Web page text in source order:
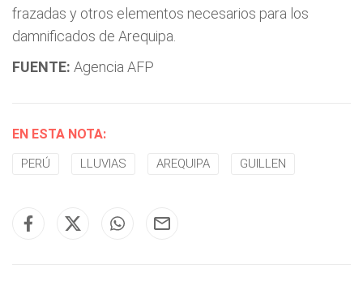
frazadas y otros elementos necesarios para los
damnificados de Arequipa.
FUENTE: Agencia AFP
EN ESTA NOTA:
PERÚ LLUVIAS AREQUIPA GUILLEN